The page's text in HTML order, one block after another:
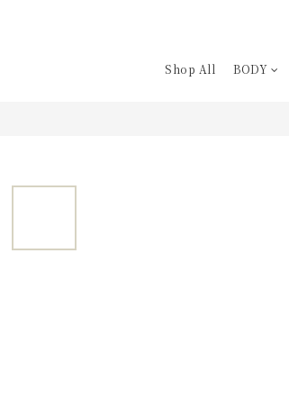
Shop All BODY